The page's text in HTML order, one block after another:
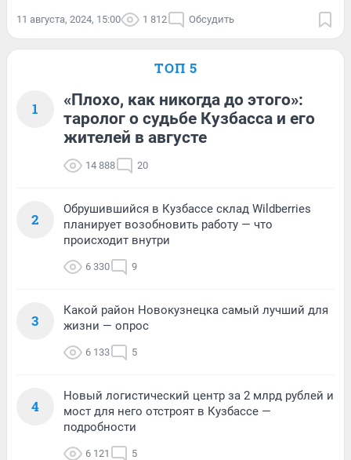
11 августа, 2024, 15:00 1 812 Обсудить
ТОП 5
1
«Плохо, как никогда до этого»:
таролог о судьбе Кузбасса и его
жителей в августе
14 888 20
2
Обрушившийся в Кузбассе склад Wildberries
планирует возобновить работу — что
происходит внутри
6 330 9
3
Какой район Новокузнецка самый лучший для
жизни — опрос
6 133 5
4
Новый логистический центр за 2 млрд рублей и
мост для него отстроят в Кузбассе —
подробности
6 121 5